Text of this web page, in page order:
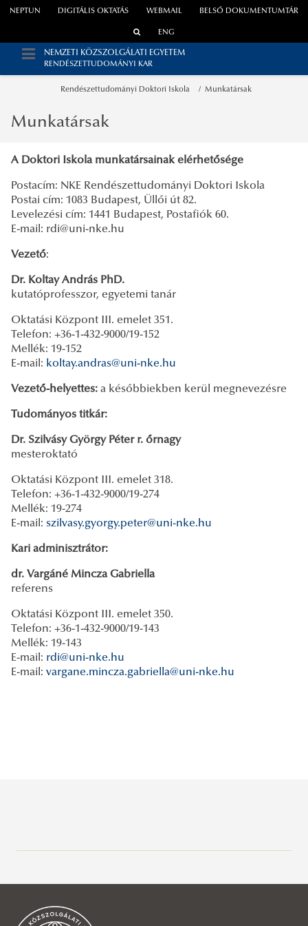
WEBMAIL
NEPTUN DIGITÁLIS OKTATÁS BELSŐ DOKUMENTUMTÁR
ENG
NEMZETI KÖZSZOLGÁLATI EGYETEM
RENDÉSZETTUDOMÁNYI KAR
Rendészettudományi Doktori Iskola Munkatársak
Bűnügyi igazgatási alapszak
Bűnügyi alapképzési szak
Mesterképzés
Rendészeti vezető mesterképzési szak
Szakirányú továbbképzési szak
Munkatársak
A Doktori Iskola munkatársainak elérhetősége
Postacím: NKE Rendészettudományi Doktori Iskola
Postai cím: 1083 Budapest, Üllői út 82.
Levelezési cím: 1441 Budapest, Postafiók 60.
E-mail: rdi@uni-nke.hu
Vezető:
Dr. Koltay András PhD.
kutatóprofesszor, egyetemi tanár
Oktatási Központ III. emelet 351.
Telefon: +36-1-432-9000/19-152
Mellék: 19-152
E-mail: koltay.andras@uni-nke.hu
Vezető-helyettes: a későbbiekben kerül megnevezésre
Tudományos titkár:
Dr. Szilvásy György Péter r. őrnagy
mesteroktató
Oktatási Központ III. emelet 318.
Telefon: +36-1-432-9000/19-274
Mellék: 19-274
E-mail: szilvasy.gyorgy.peter@uni-nke.hu
Kari adminisztrátor:
dr. Vargáné Mincza Gabriella
referens
Oktatási Központ III. emelet 350.
Telefon: +36-1-432-9000/19-143
Mellék: 19-143
E-mail: rdi@uni-nke.hu
E-mail: vargane.mincza.gabriella@uni-nke.hu